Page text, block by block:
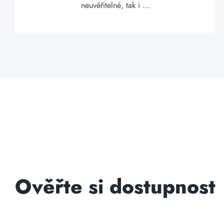
neuvěřitelné, tak i ...
Ověřte si dostupnost